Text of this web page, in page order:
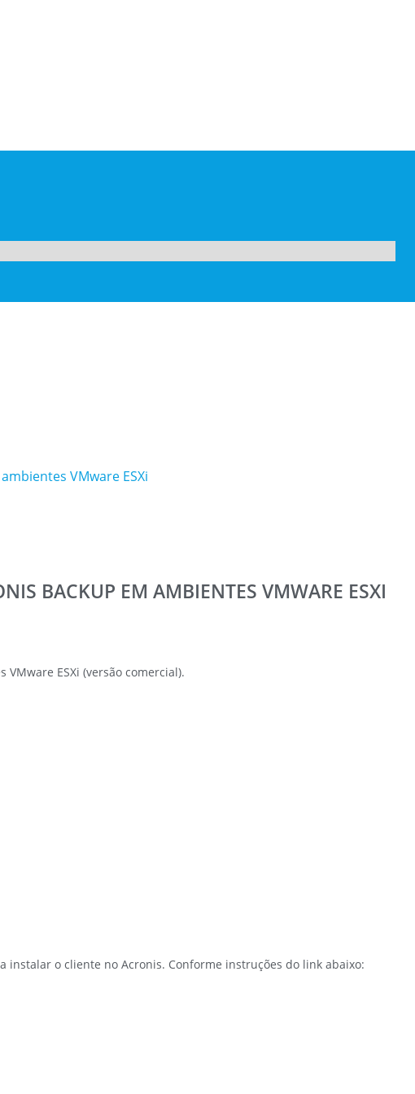
VMware ESXi
BACKUP EM AMBIENTES VMWARE ESXI
ESXi (versão comercial).
instalar o cliente no Acronis. Conforme instruções do link abaixo: